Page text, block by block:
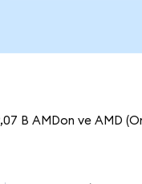
B AMDon ve AMD